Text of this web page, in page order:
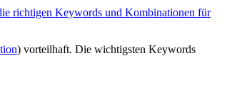
richtigen Keywords und Kombinationen für
) vorteilhaft. Die wichtigsten Keywords